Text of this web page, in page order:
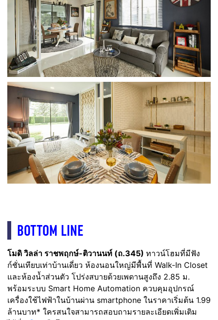
BOTTOM LINE
โมดิ วิลล่า ราชพฤกษ์-ติวานนท์ (ถ.345) ทาวน์โฮมที่มีฟัง
ก์ชั่นเทียบเท่าบ้านเดี่ยว ห้องนอนใหญ่มีพื้นที่ Walk-In Closet
และห้องน้ำส่วนตัว โปร่งสบายด้วยเพดานสูงถึง 2.85 ม.
พร้อมระบบ Smart Home Automation ควบคุมอุปกรณ์
เครื่องใช้ไฟฟ้าในบ้านผ่าน smartphone ในราคาเริ่มต้น 1.99
ล้านบาท* ใครสนใจสามารถสอบถามรายละเอียดเพิ่มเติม